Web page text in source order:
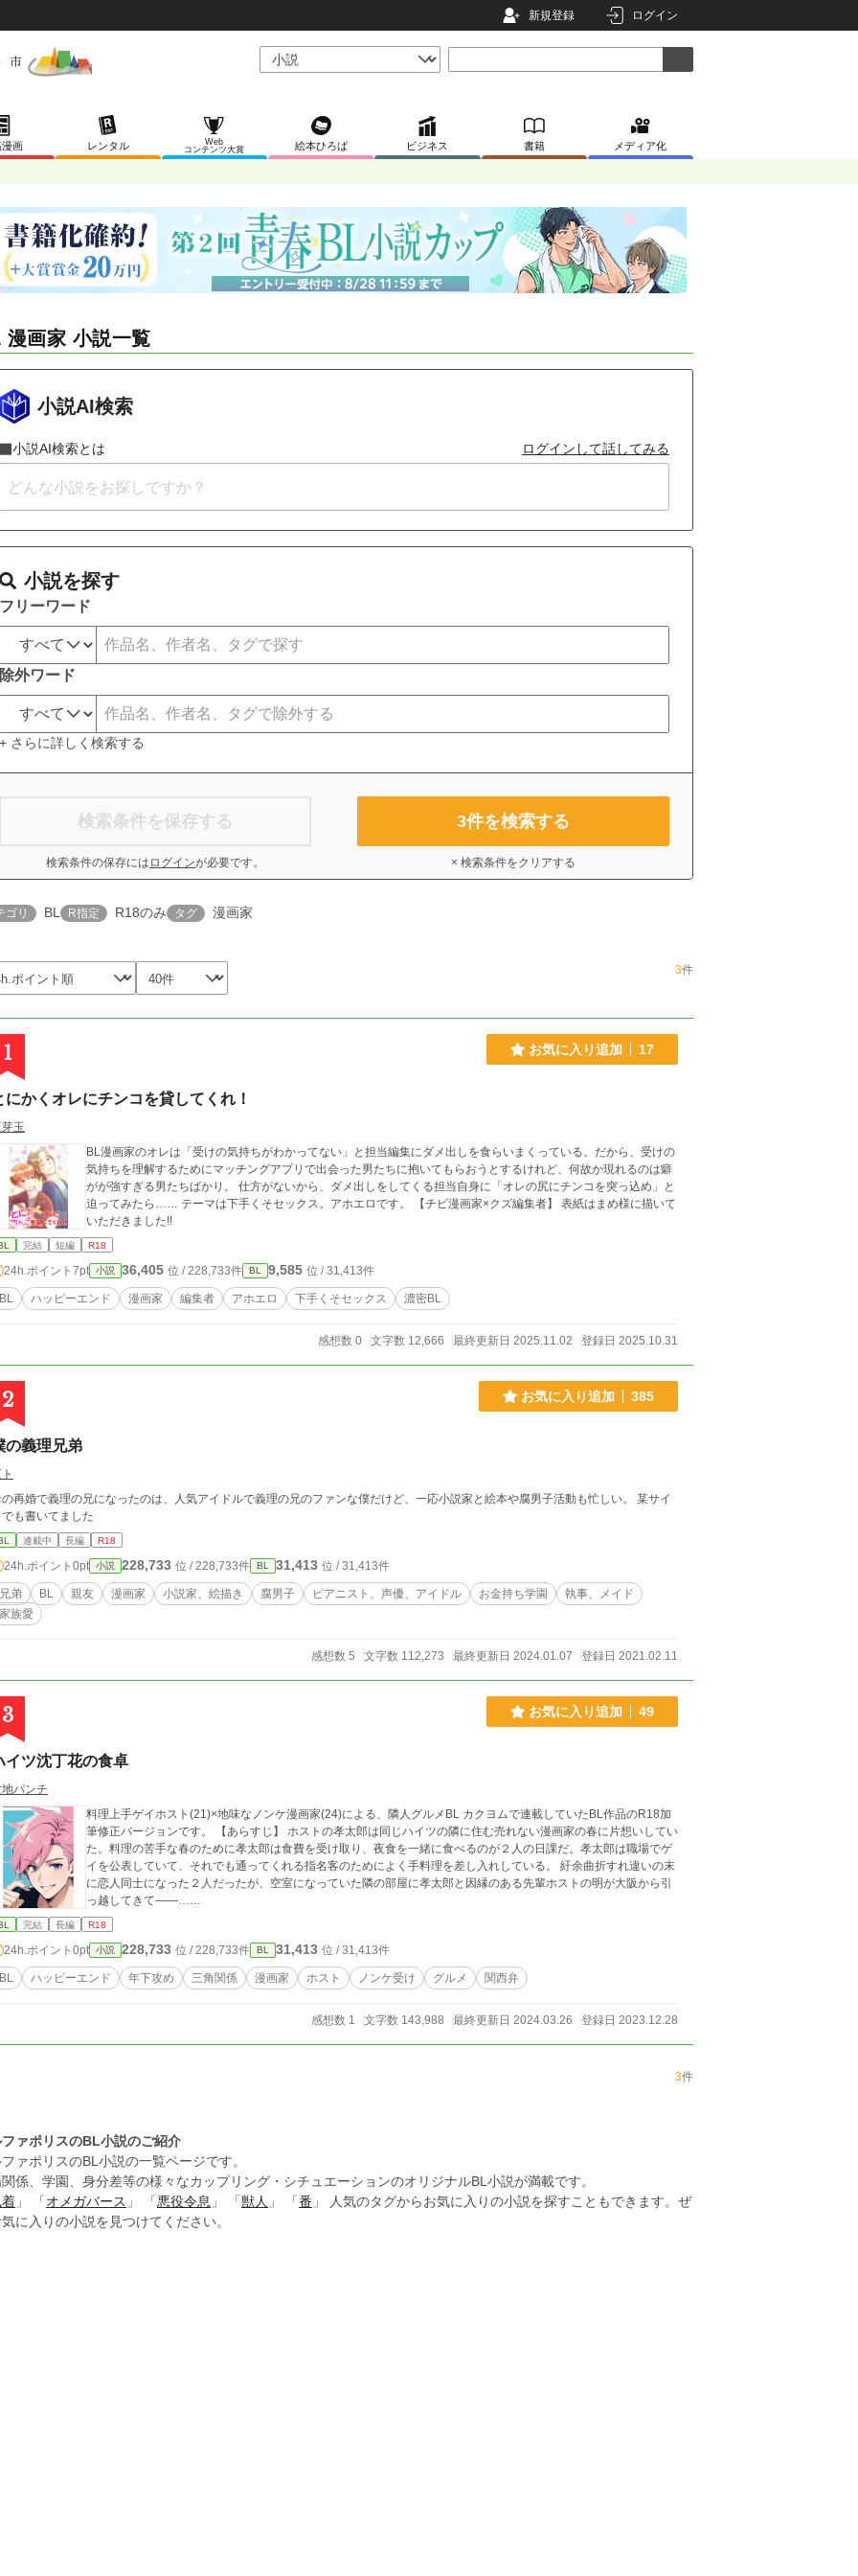
新規登録 ログイン
画 レンタル
Web
コンテンツ大賞
絵本ひろば ビジネス 書籍 メディア化
漫画家 小説一覧
小説AI検索
小説AI検索とは ログインして話してみる
小説を探す
フリーワード
除外ワード
+ さらに詳しく検索する
検索条件を保存する
検索条件の保存には ログインが必要です。
3件を検索する
× 検索条件をクリアする
ゴリ BL R指定 R18のみ タグ 漫画家
3件
1 お気に入り追加 17
にかくオレにチンコを貸してくれ！
玉
BL漫画家のオレは「受けの気持ちがわかってない」と担当編集にダメ出しを食らいまくっている。だから、受けの
気持ちを理解するためにマッチングアプリで出会った男たちに抱いてもらおうとするけれど、何故か現れるのは癖
がが強すぎる男たちばかり。 仕方がないから、ダメ出しをしてくる担当自身に「オレの尻にチンコを突っ込め」と
迫ってみたら…… テーマは下手くそセックス。アホエロです。 【チビ漫画家×クズ編集者】 表紙はまめ様に描いて
いただきました!!
完結 短編 R18
24h.ポイント 7pt 小説 36,405 位 / 228,733件 BL 9,585 位 / 31,413件
BL ハッピーエンド 漫画家 編集者 アホエロ 下手くそセックス 濃密BL
感想数 0 文字数 12,666 最終更新日 2025.11.02 登録日 2025.10.31
2 お気に入り追加 385
の義理兄弟
再婚で義理の兄になったのは、人気アイドルで義理の兄のファンな僕だけど、一応小説家と絵本や腐男子活動も忙しい。 某サイ
も書いてました
連載中 長編 R18
24h.ポイント 0pt 小説 228,733 位 / 228,733件 BL 31,413 位 / 31,413件
兄弟 BL 親友 漫画家 小説家、絵描き 腐男子 ピアニスト、声優、アイドル お金持ち学園
執事、メイド
家族愛
感想数 5 文字数 112,273 最終更新日 2024.01.07 登録日 2021.02.11
3 お気に入り追加 49
イツ沈丁花の食卓
パンチ
料理上手ゲイホスト(21)×地味なノンケ漫画家(24)による、隣人グルメBL カクヨムで連載していたBL作品のR18加
筆修正バージョンです。 【あらすじ】 ホストの孝太郎は同じハイツの隣に住む売れない漫画家の春に片想いしてい
た。料理の苦手な春のために孝太郎は食費を受け取り、夜食を一緒に食べるのが２人の日課だ。孝太郎は職場でゲ
イを公表していて、それでも通ってくれる指名客のためによく手料理を差し入れしている。 紆余曲折すれ違いの末
に恋人同士になった２人だったが、空室になっていた隣の部屋に孝太郎と因縁のある先輩ホストの明が大阪から引
っ越してきて――……
完結 長編 R18
24h.ポイント 0pt 小説 228,733 位 / 228,733件 BL 31,413 位 / 31,413件
BL ハッピーエンド 年下攻め 三角関係 漫画家 ホスト ノンケ受け グルメ 関西弁
感想数 1 文字数 143,988 最終更新日 2024.03.26 登録日 2023.12.28
3件
ァポリスのBL小説のご紹介
ァポリスのBL小説の一覧ページです。
係、学園、身分差等の様々なカップリング・シチュエーションのオリジナルBL小説が満載です。
」 「 オメガバース 」 「 悪役令息 」 「 獣人 」 「 番 」 人気のタグからお気に入りの小説を探すこともできます。ぜ
に入りの小説を見つけてください。